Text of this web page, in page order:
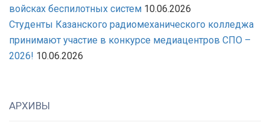
войсках беспилотных систем 10.06.2026
Студенты Казанского радиомеханического колледжа
принимают участие в конкурсе медиацентров СПО –
2026! 10.06.2026
АРХИВЫ